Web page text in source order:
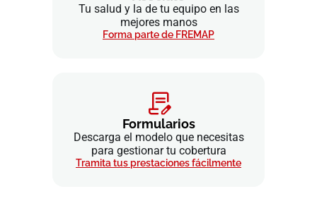
Tu salud y la de tu equipo en las
mejores manos
Forma parte de FREMAP
Formularios
Descarga el modelo que necesitas
para gestionar tu cobertura
Tramita tus prestaciones fácilmente